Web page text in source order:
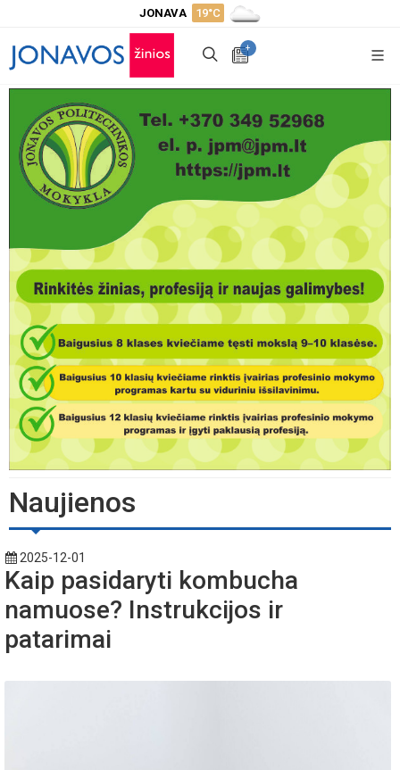
JONAVA 19°C
+
Naujienos
2025-12-01
Kaip pasidaryti kombucha
namuose? Instrukcijos ir
patarimai